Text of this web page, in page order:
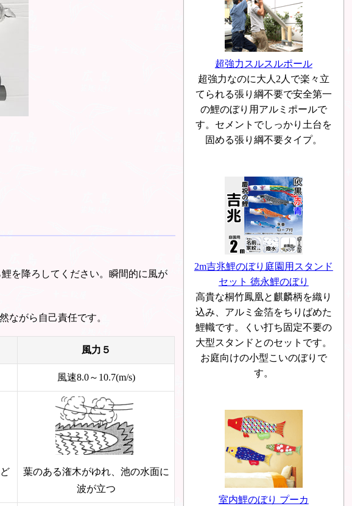
を降ろしてください。瞬間的に風が
ながら自己責任です。
風力５
風速8.0～10.7(m/s)
葉のある潅木がゆれ、池の水面に
波が立つ
超強力スルスルポール
超強力なのに大人2人で楽々立
てられる張り綱不要で安全第一
の鯉のぼり用アルミポールで
す。セメントでしっかり土台を
固める張り綱不要タイプ。
2m吉兆鯉のぼり庭園用スタンド
セット 徳永鯉のぼり
高貴な桐竹鳳凰と麒麟柄を織り
込み、アルミ金箔をちりばめた
鯉幟です。くい打ち固定不要の
大型スタンドとのセットです。
お庭向けの小型こいのぼりで
す。
室内鯉のぼり プーカ